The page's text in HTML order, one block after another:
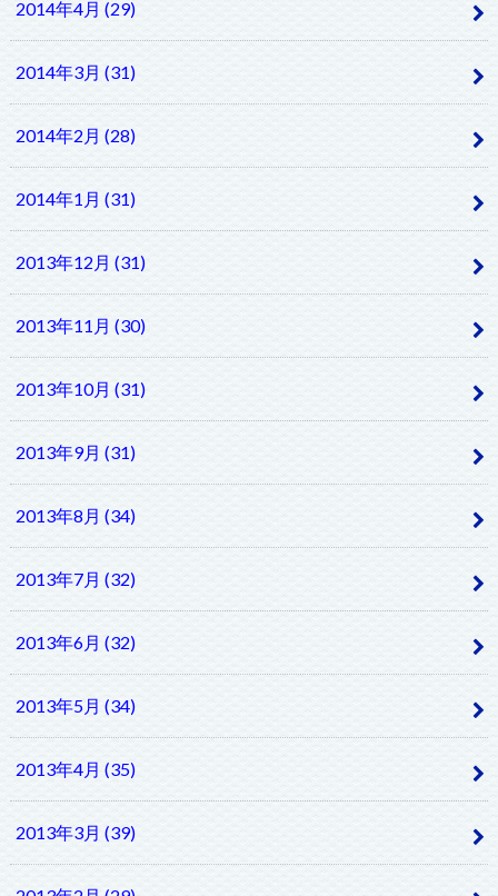
2014年4月 (29)
2014年3月 (31)
2014年2月 (28)
2014年1月 (31)
2013年12月 (31)
2013年11月 (30)
2013年10月 (31)
2013年9月 (31)
2013年8月 (34)
2013年7月 (32)
2013年6月 (32)
2013年5月 (34)
2013年4月 (35)
2013年3月 (39)